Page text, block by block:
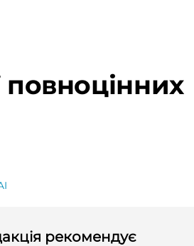
повноцінних
рекомендує